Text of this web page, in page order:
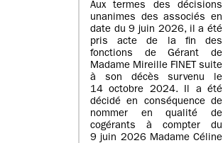
Aux termes des décisions
unanimes des associés en
date du 9 juin 2026, il a été
pris acte de la fin des
fonctions de Gérant de
Madame Mireille FINET suite
à son décès survenu le
14 octobre 2024. Il a été
décidé en conséquence de
nommer en qualité de
cogérants à compter du
9 juin 2026 Madame Céline